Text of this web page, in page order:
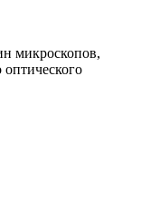
микроскопов,